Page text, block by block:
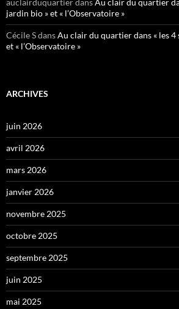
jardin bio » et « l’Observatoire »
Cécile SdansAu clair du quartier dans « les 4
et « l’Observatoire »
ARCHIVES
juin 2026
avril 2026
mars 2026
janvier 2026
novembre 2025
octobre 2025
septembre 2025
juin 2025
mai 2025